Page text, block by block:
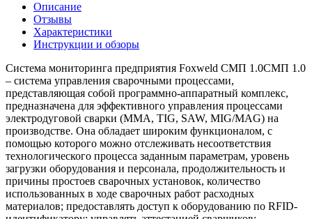
Описание
Отзывы
Характеристики
Инструкции и обзоры
Система мониторинга предприятия Foxweld СМП 1.0СМП 1.0
– система управления сварочными процессами,
представляющая собой программно-аппаратный комплекс,
предназначена для эффективного управления процессами
электродуговой сварки (MMA, TIG, SAW, MIG/MAG) на
производстве. Она обладает широким функционалом, с
помощью которого можно отслеживать несоответствия
технологического процесса заданным параметрам, уровень
загрузки оборудования и персонала, продолжительность и
причины простоев сварочных установок, количество
использованных в ходе сварочных работ расходных
материалов; предоставлять доступ к оборудованию по RFID-